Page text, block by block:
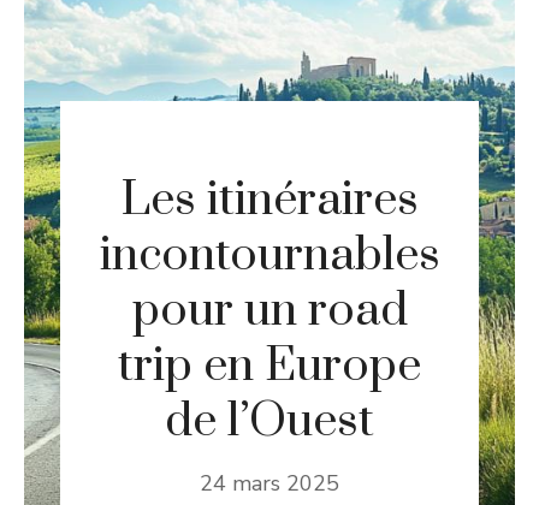
Les itinéraires
incontournables
pour un road
trip en Europe
de l’Ouest
24 mars 2025